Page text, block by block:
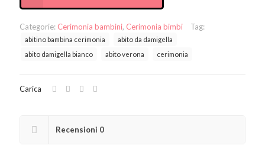
Categorie: Cerimonia bambini, Cerimonia bimbi Tag:
abitino bambina cerimonia
abito da damigella
abito damigella bianco
abito verona cerimonia
Carica
Recensioni 0